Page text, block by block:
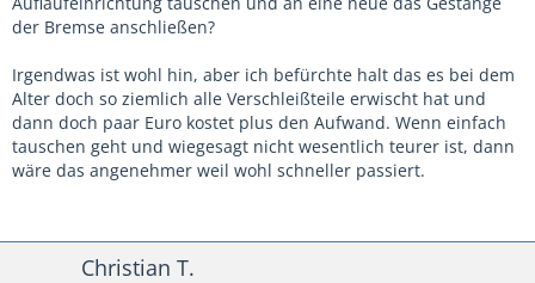
der Bremse anschließen?
Irgendwas ist wohl hin, aber ich befürchte halt das es bei dem
Alter doch so ziemlich alle Verschleißteile erwischt hat und
dann doch paar Euro kostet plus den Aufwand. Wenn einfach
tauschen geht und wiegesagt nicht wesentlich teurer ist, dann
wäre das angenehmer weil wohl schneller passiert.
Christian T.